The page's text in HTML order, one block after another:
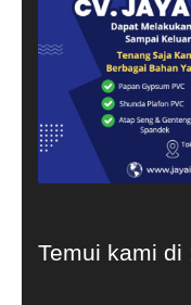
Temui kami di